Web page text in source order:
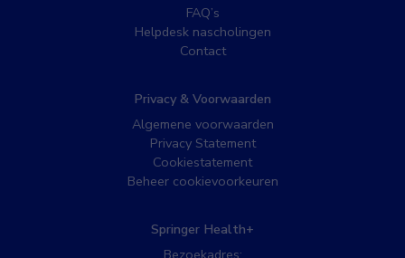
FAQ’s
Helpdesk nascholingen
Contact
Privacy & Voorwaarden
Algemene voorwaarden
Privacy Statement
Cookiestatement
Beheer cookievoorkeuren
Springer Health+
Bezoekadres: